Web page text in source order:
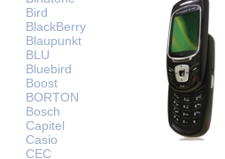
Bird
BlackBerry
Blaupunkt
BLU
Bluebird
Boost
BORTON
Bosch
Capitel
Casio
CEC